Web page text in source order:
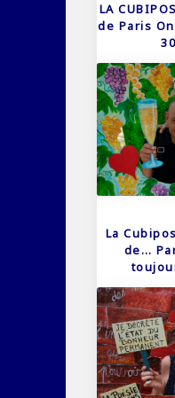
LA
de Paris
La
de…